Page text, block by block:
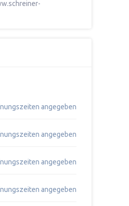
angegeben
angegeben
angegeben
angegeben